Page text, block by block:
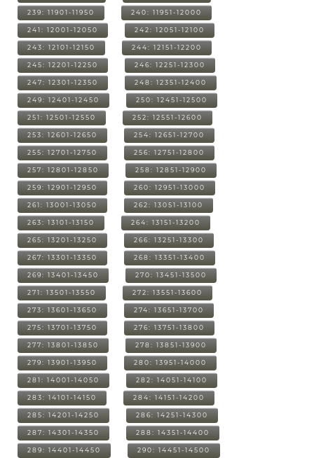
239: 11901-11950 240: 11951-12000
241: 12001-12050 242: 12051-12100
243: 12101-12150 244: 12151-12200
245: 12201-12250 246: 12251-12300
247: 12301-12350 248: 12351-12400
249: 12401-12450 250: 12451-12500
251: 12501-12550 252: 12551-12600
253: 12601-12650 254: 12651-12700
255: 12701-12750 256: 12751-12800
257: 12801-12850 258: 12851-12900
259: 12901-12950 260: 12951-13000
261: 13001-13050 262: 13051-13100
263: 13101-13150 264: 13151-13200
265: 13201-13250 266: 13251-13300
267: 13301-13350 268: 13351-13400
269: 13401-13450 270: 13451-13500
271: 13501-13550 272: 13551-13600
273: 13601-13650 274: 13651-13700
275: 13701-13750 276: 13751-13800
277: 13801-13850 278: 13851-13900
279: 13901-13950 280: 13951-14000
281: 14001-14050 282: 14051-14100
283: 14101-14150 284: 14151-14200
285: 14201-14250 286: 14251-14300
287: 14301-14350 288: 14351-14400
289: 14401-14450 290: 14451-14500